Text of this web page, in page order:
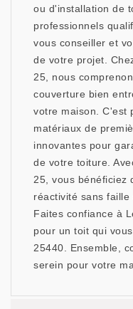
ou d'installation de
professionnels
vous conseiller et
de votre projet.
25, nous
couverture bien
votre maison. C'est
matériaux de
innovantes pour
de votre toiture.
25, vous bénéficiez
réactivité sans
Faites confiance à
pour un toit qui
25440. Ensemble,
serein pour votre